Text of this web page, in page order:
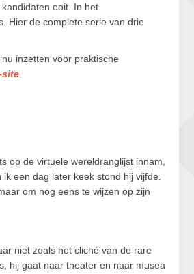
ooit. In het
Hier de complete serie van drie
inzetten voor praktische
op de virtuele wereldranglijst innam,
een dag later keek stond hij vijfde.
om nog eens te wijzen op zijn
niet zoals het cliché van de rare
hij gaat naar theater en naar musea